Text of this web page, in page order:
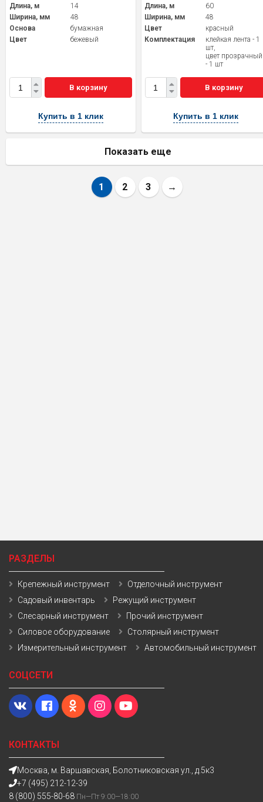
Длина, м
14
Ширина, мм
48
Основа
бумажная
Цвет
бежевый
В корзину
Купить в 1 клик
Длина, м
60
Ширина, мм
48
Цвет
красный
Комплектация
клейкая лента - 1
шт,
цвет прозрачный
- 1 шт
В корзину
Купить в 1 клик
Показать еще
1 2 3 →
КОНТАКТЫ
Москва, м. Варшавская, Болотниковская ул., д.5к3
+7 (495) 212-12-39
8 (800) 555-80-68 Пн—Пт 9:00—18:00
РАЗДЕЛЫ
Крепежный инструмент
Отделочный инструмент
Садовый инвентарь
Режущий инструмент
Слесарный инструмент
Прочий инструмент
Силовое оборудование
Столярный инструмент
Измерительный инструмент
Автомобильный инструмент
СОЦСЕТИ